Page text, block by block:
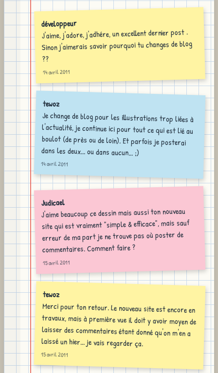
développeur
J'aime, j'adore, j'adhére, un excellent dernier post .
Sinon j'aimerais savoir pourquoi tu changes de blog
??
14 avril 2011
tewoz
Je change de blog pour les illustrations trop liées à
l'actualité, je continue ici pour tout ce qui est lié au
boulot (de près ou de loin). Et parfois je posterai
dans les deux... ou dans aucun... ;)
14 avril 2011
Judicael
J'aime beaucoup ce dessin mais aussi ton nouveau
site qui est vraiment "simple & efficace", mais sauf
erreur de ma part je ne trouve pas où poster de
commentaires. Comment faire ?
15 avril 2011
tewoz
Merci pour ton retour. Le nouveau site est encore en
travaux, mais à première vue il doit y avoir moyen de
laisser des commentaires étant donné qu'on m'en a
laissé un hier... je vais regarder ça.
15 avril 2011